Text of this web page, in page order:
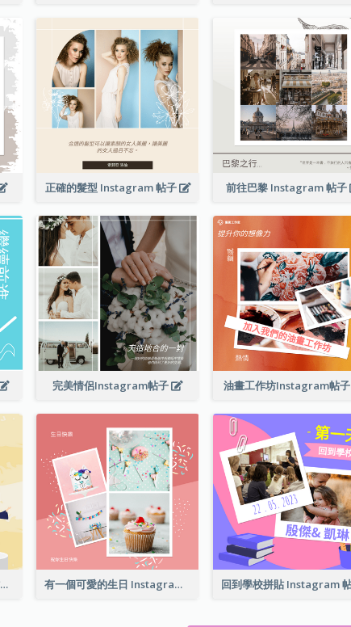
正確的髮型 Instagram 帖子 前往巴黎 Instagram 帖子
完美情侶Instagram帖子 油畫工作坊Instagram帖子
黃色學校拼貼 Instagram 帖子 有一個可愛的生日 Instagram 帖子